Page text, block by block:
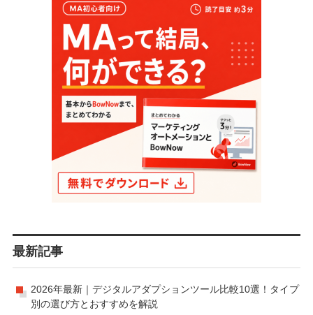
最新記事
2026年最新｜デジタルアダプションツール比較10選！タイプ
別の選び方とおすすめを解説